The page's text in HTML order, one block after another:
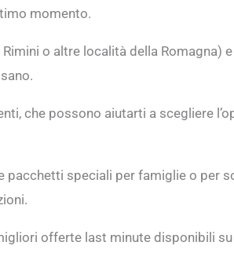
momento.
o altre località della Romagna)
che possono aiutarti a scegliere
speciali per famiglie o per
offerte last minute disponibili su